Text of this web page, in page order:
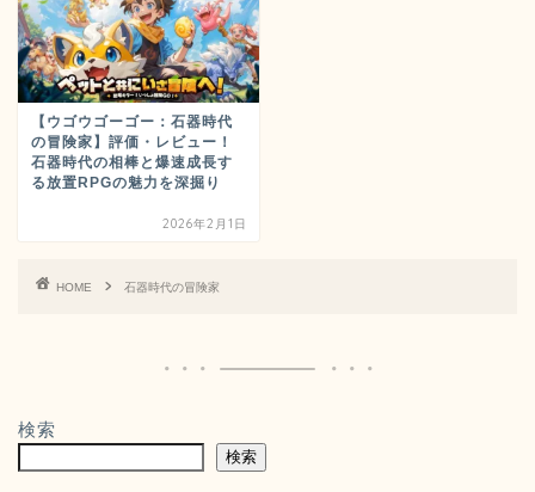
【ウゴウゴーゴー：石器時代
の冒険家】評価・レビュー！
石器時代の相棒と爆速成長す
る放置RPGの魅力を深掘り
2026年2月1日
HOME 石器時代の冒険家
検索
検索